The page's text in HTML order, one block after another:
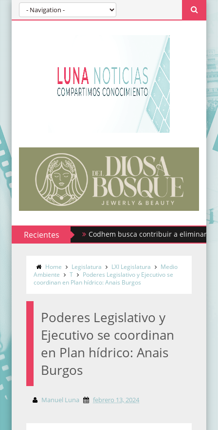
RecientesCodhem busca contribuir a eliminar los estigmas
Home Legislatura LXI Legislatura
Medio
Ambiente
T
Poderes Legislativo y Ejecutivo se
coordinan en Plan hídrico: Anais Burgos
Poderes Legislativo y
Ejecutivo se coordinan
en Plan hídrico: Anais
Burgos
Manuel Luna febrero 13, 2024